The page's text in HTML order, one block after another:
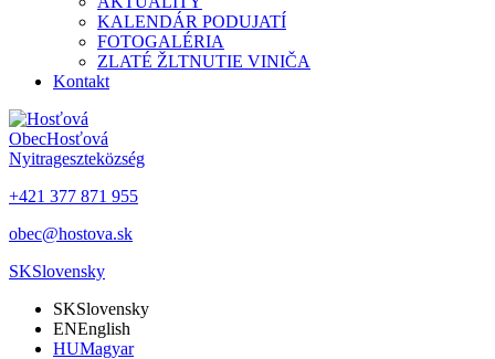
KALENDÁR PODUJATÍ
FOTOGALÉRIA
ZLATÉ ŽLTNUTIE VINIČA
Kontakt
ObecHosťová
Nyitrageszteközség
+421 377 871 955
obec@hostova.sk
SKSlovensky
SKSlovensky
ENEnglish
HUMagyar